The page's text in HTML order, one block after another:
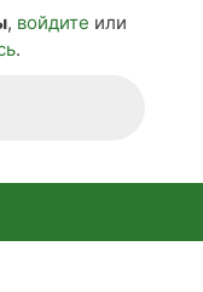
, войдите или
.